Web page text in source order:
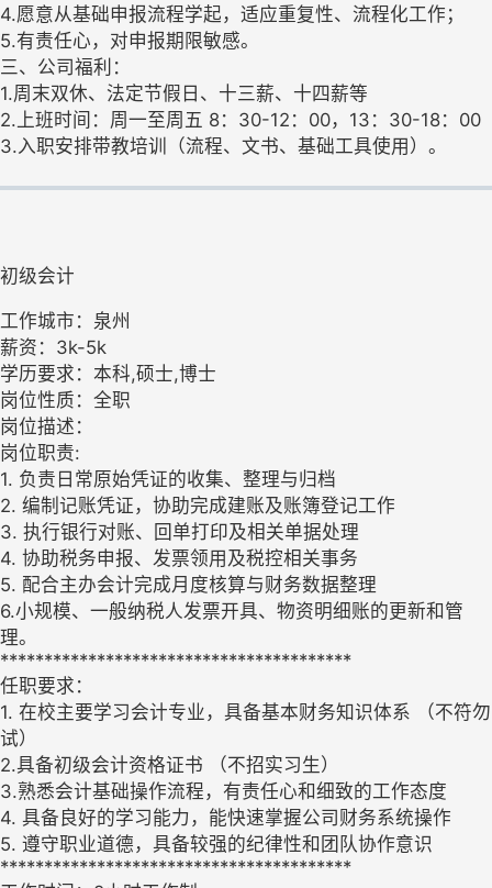
4.愿意从基础申报流程学起，适应重复性、流程化工作；
5.有责任心，对申报期限敏感。
三、公司福利：
1.周末双休、法定节假日、十三薪、十四薪等
2.上班时间：周一至周五 8：30-12：00，13：30-18：00
3.入职安排带教培训（流程、文书、基础工具使用）。
初级会计
工作城市：泉州
薪资：3k-5k
学历要求：本科,硕士,博士
岗位性质：全职
岗位描述：
岗位职责:
1. 负责日常原始凭证的收集、整理与归档
2. 编制记账凭证，协助完成建账及账簿登记工作
3. 执行银行对账、回单打印及相关单据处理
4. 协助税务申报、发票领用及税控相关事务
5. 配合主办会计完成月度核算与财务数据整理
6.小规模、一般纳税人发票开具、物资明细账的更新和管
理。
****************************************
任职要求：
1. 在校主要学习会计专业，具备基本财务知识体系 （不符勿
试）
2.具备初级会计资格证书 （不招实习生）
3.熟悉会计基础操作流程，有责任心和细致的工作态度
4. 具备良好的学习能力，能快速掌握公司财务系统操作
5. 遵守职业道德，具备较强的纪律性和团队协作意识
****************************************